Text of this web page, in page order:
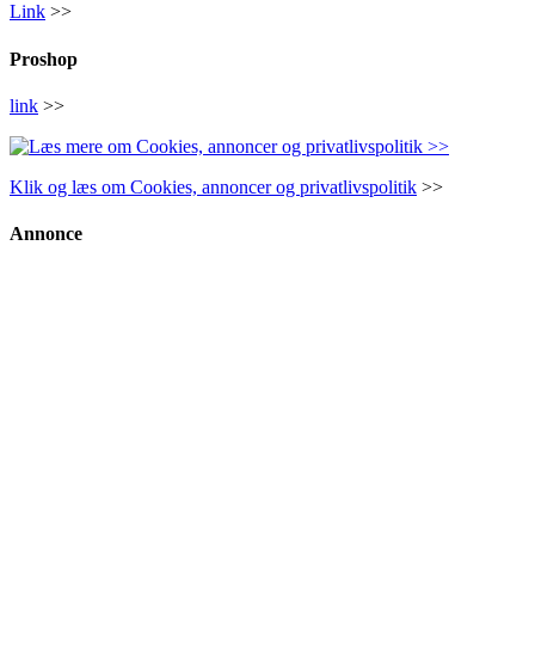
Link >>
Proshop
link >>
Klik og læs om Cookies, annoncer og privatlivspolitik >>
Annonce